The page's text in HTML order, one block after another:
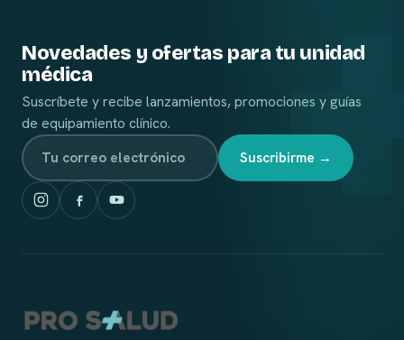
Novedades y ofertas para tu unidad
médica
Suscríbete y recibe lanzamientos, promociones y guías
de equipamiento clínico.
Suscribirme →